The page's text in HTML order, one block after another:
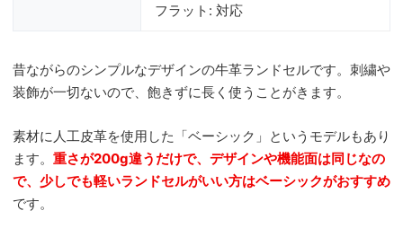
フラット: 対応
昔ながらのシンプルなデザインの牛革ランドセルです。刺繍や
装飾が一切ないので、飽きずに長く使うことがきます。
素材に人工皮革を使用した「ベーシック」というモデルもあり
ます。 重さが200g違うだけで、デザインや機能面は同じなの
で、少しでも軽いランドセルがいい方はベーシックがおすすめ
です。